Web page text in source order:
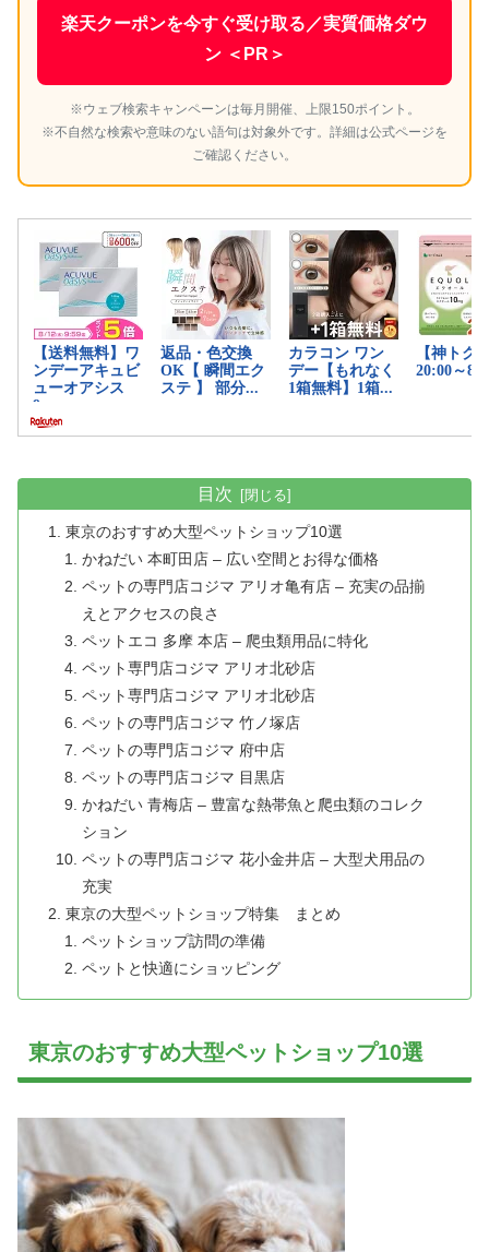
楽天クーポンを今すぐ受け取る／実質価格ダウ
ン ＜PR＞
※ウェブ検索キャンペーンは毎月開催、上限150ポイント。
※不自然な検索や意味のない語句は対象外です。詳細は公式ページを
ご確認ください。
目次
東京のおすすめ大型ペットショップ10選
かねだい 本町田店 – 広い空間とお得な価格
ペットの専門店コジマ アリオ亀有店 – 充実の品揃
えとアクセスの良さ
ペットエコ 多摩 本店 – 爬虫類用品に特化
ペット専門店コジマ アリオ北砂店
ペット専門店コジマ アリオ北砂店
ペットの専門店コジマ 竹ノ塚店
ペットの専門店コジマ 府中店
ペットの専門店コジマ 目黒店
かねだい 青梅店 – 豊富な熱帯魚と爬虫類のコレク
ション
ペットの専門店コジマ 花小金井店 – 大型犬用品の
充実
東京の大型ペットショップ特集 まとめ
ペットショップ訪問の準備
ペットと快適にショッピング
東京のおすすめ大型ペットショップ10選